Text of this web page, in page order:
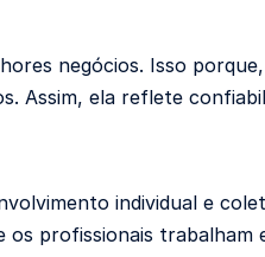
negócios. Isso
Assim, ela reflete
individual e
profissionais trabalham